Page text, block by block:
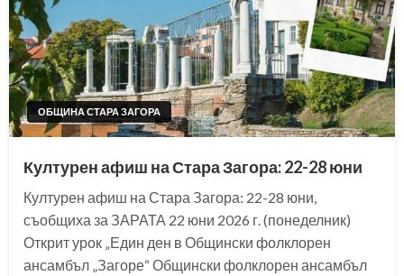
ОБЩИНА СТАРА ЗАГОРА
Културен афиш на Стара Загора: 22-28 юни
Културен афиш на Стара Загора: 22-28 юни,
съобщиха за ЗАРАТА 22 юни 2026 г. (понеделник)
Открит урок „Един ден в Общински фолклорен
ансамбъл „Загоре“ Общински фолклорен ансамбъл